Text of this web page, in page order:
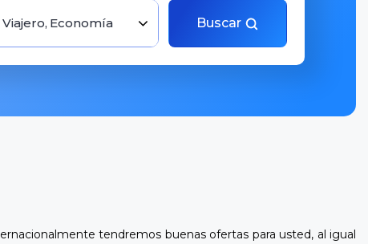
Viajero, Economía Buscar
tendremos buenas ofertas para usted, al igual